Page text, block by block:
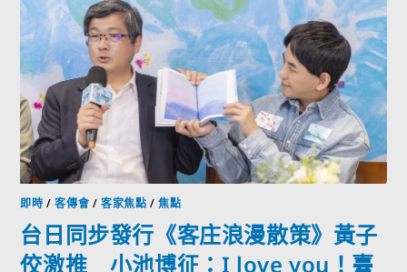
即時 /客傳會/客家焦點 /焦點
台日同步發行《客庄浪漫散策》黃子
佼激推 小池博征：I love you！臺